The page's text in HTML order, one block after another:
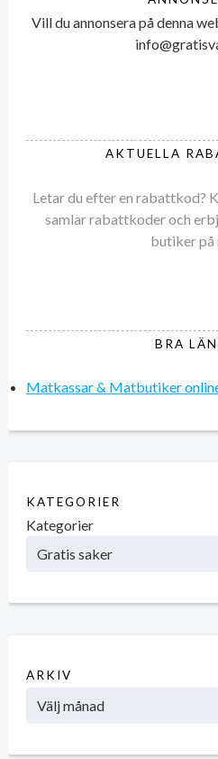
Vill du annonsera på denna
AKTUELLA
Letar du efter en rabattkod?
samlar rabattkoder och
butiker på
BRA
Matkassar & Matbutiker
KATEGORIER
Kategorier
ARKIV